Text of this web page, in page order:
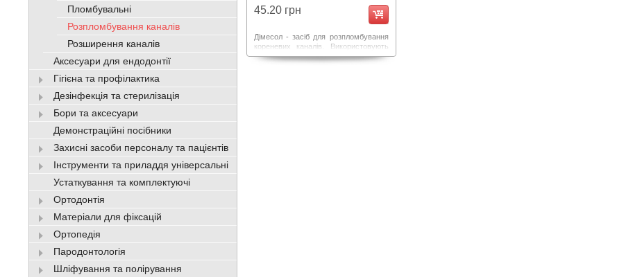
45.20 грн
Дімесол - засіб для розпломбування
кореневих каналів. Використовують
при перепломбуванні кореневих
Пломбувальні
Розпломбування каналів
Розширення каналів
Аксесуари для ендодонтії
Гігієна та профілактика
Дезінфекція та стерилізація
Бори та аксесуари
Демонстраційні посібники
Захисні засоби персоналу та пацієнтів
Інструменти та приладдя універсальні
Устаткування та комплектуючі
Ортодонтія
Матеріали для фіксацій
Ортопедія
Пародонтологія
Шліфування та полірування